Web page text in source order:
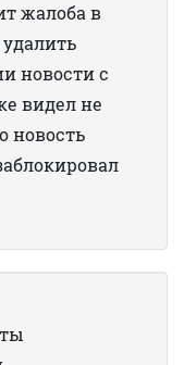
жалоба в
новости с
видел не
новость